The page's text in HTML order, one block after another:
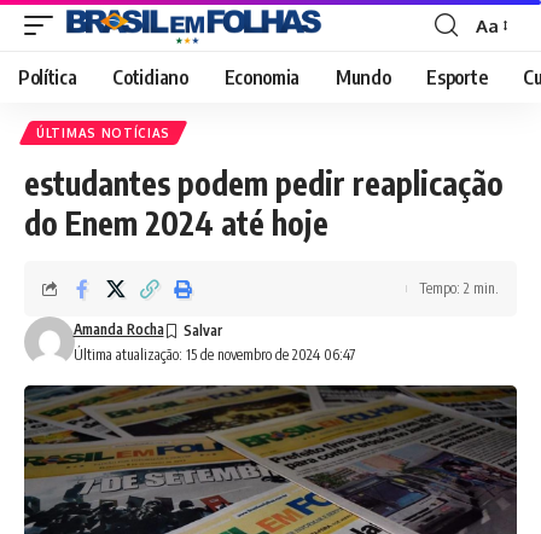
Font
Resizer
Aa
Política Cotidiano Economia Mundo Esporte
ÚLTIMAS NOTÍCIAS
estudantes podem pedir reaplicação
do Enem 2024 até hoje
Última atualização: 15 de novembro de 2024 06:47
Amanda Rocha
Tempo: 2 min.